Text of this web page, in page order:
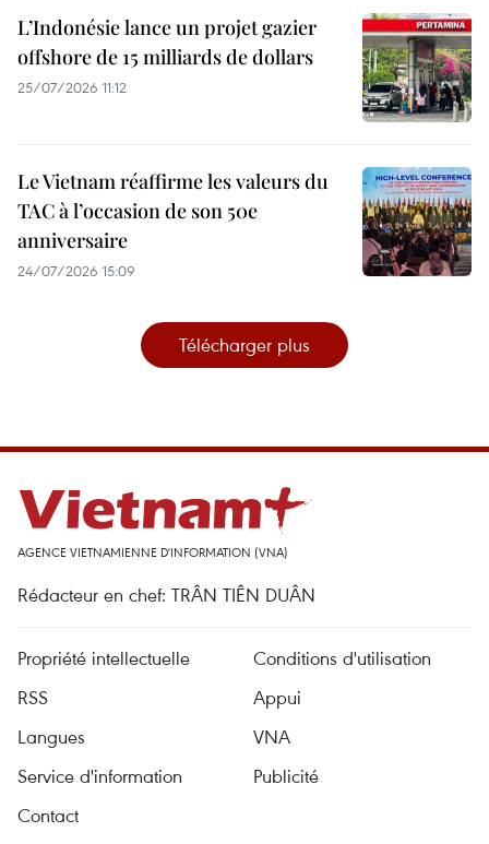
L’Indonésie lance un projet gazier
offshore de 15 milliards de dollars
25/07/2026 11:12
Le Vietnam réaffirme les valeurs du
TAC à l’occasion de son 50e
anniversaire
24/07/2026 15:09
Télécharger plus
AGENCE VIETNAMIENNE D'INFORMATION (VNA)
Rédacteur en chef: TRÂN TIÊN DUÂN
Propriété intellectuelle
Conditions d'utilisation
RSS
Appui
Langues
VNA
Service d'information
Publicité
Contact